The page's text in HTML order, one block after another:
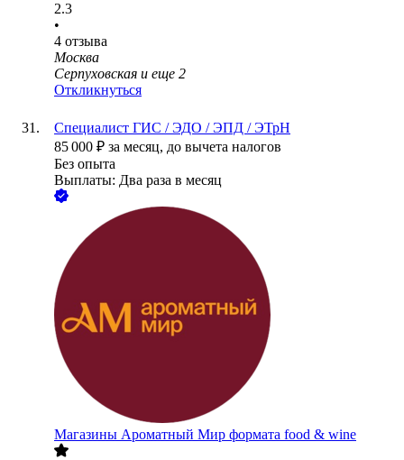
2.3
•
4 отзыва
Москва
Серпуховская и еще 2
Откликнуться
Специалист ГИС / ЭДО / ЭПД / ЭТрН
85 000 ₽ за месяц, до вычета налогов
Без опыта
Выплаты: Два раза в месяц
Магазины Ароматный Мир формата food & wine